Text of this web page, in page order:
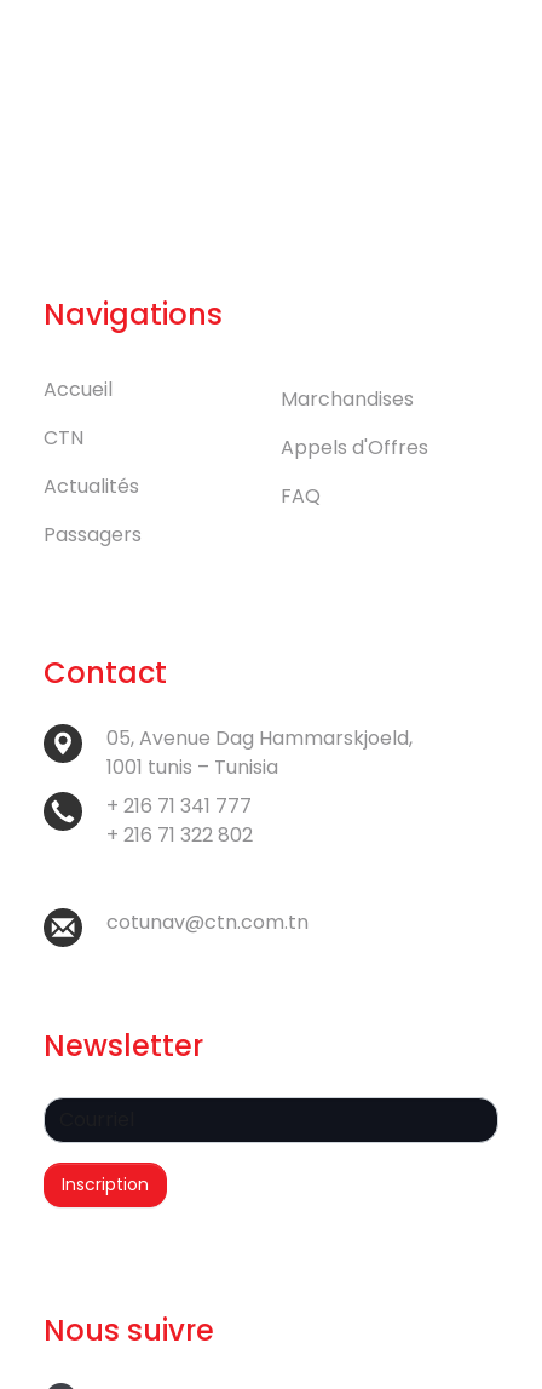
Navigations
Accueil
CTN
Actualités
Passagers
Marchandises
Appels d'Offres
FAQ
Contact
05, Avenue Dag Hammarskjoeld,
1001 tunis – Tunisia
+ 216 71 341 777
+ 216 71 322 802
cotunav@ctn.com.tn
Newsletter
Nous suivre